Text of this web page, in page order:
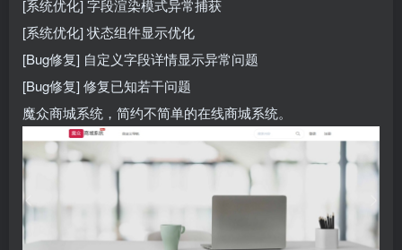
[系统优化] 字段渲染模式异常捕获
[系统优化] 状态组件显示优化
[Bug修复] 自定义字段详情显示异常问题
[Bug修复] 修复已知若干问题
魔众商城系统，简约不简单的在线商城系统。